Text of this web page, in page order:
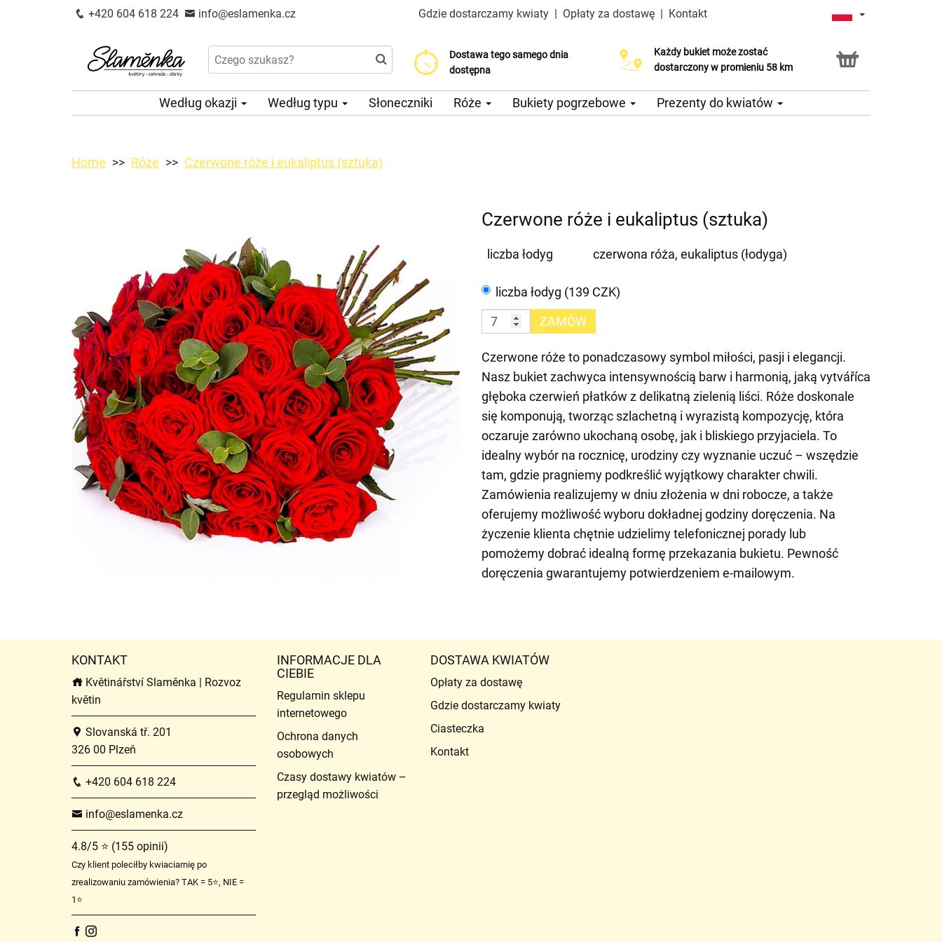
+420 604 618 224 info@eslamenka.cz Gdzie dostarczamy kwiaty | Opłaty za dostawę | Kontakt
Dostawa tego samego dnia
dostępna
Koszt dostawy już od 200 CZK
Wybierz datę dostawy
Każdy bukiet może zostać
dostarczony w promieniu 58 km
Według okazji Według typu Słoneczniki Róże Bukiety pogrzebowe Prezenty do kwiatów
Home Róże Czerwone róże i eukaliptus (sztuka)
Czerwone róże i eukaliptus (sztuka)
liczba łodyg czerwona róża, eukaliptus (łodyga)
liczba łodyg (139 CZK)
ZAMÓW
Czerwone róże to ponadczasowy symbol miłości, pasji i elegancji.
Nasz bukiet zachwyca intensywnością barw i harmonią, jaką vytváříca
głęboka czerwień płatków z delikatną zielenią liści. Róże doskonale
się komponują, tworząc szlachetną i wyrazistą kompozycję, która
oczaruje zarówno ukochaną osobę, jak i bliskiego przyjaciela. To
idealny wybór na rocznicę, urodziny czy wyznanie uczuć – wszędzie
tam, gdzie pragniemy podkreślić wyjątkowy charakter chwili.
Zamówienia realizujemy w dniu złożenia w dni robocze, a także
oferujemy możliwość wyboru dokładnej godziny doręczenia. Na
życzenie klienta chętnie udzielimy telefonicznej porady lub
pomożemy dobrać idealną formę przekazania bukietu. Pewność
doręczenia gwarantujemy potwierdzeniem e-mailowym.
KONTAKT
Květinářství Slaměnka | Rozvoz
květin
Slovanská tř. 201
326 00 Plzeň
+420 604 618 224
info@eslamenka.cz
4.8/5 ⭐ (155 opinii)
Czy klient poleciłby kwiaciarnię po
zrealizowaniu zamówienia? TAK = 5⭐, NIE =
1⭐
INFORMACJE DLA
CIEBIE
Regulamin sklepu
internetowego
Ochrona danych
osobowych
Czasy dostawy kwiatów –
przegląd możliwości
DOSTAWA KWIATÓW
Opłaty za dostawę
Gdzie dostarczamy kwiaty
Ciasteczka
Kontakt